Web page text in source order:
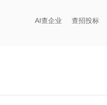
AI查企业 查招投标